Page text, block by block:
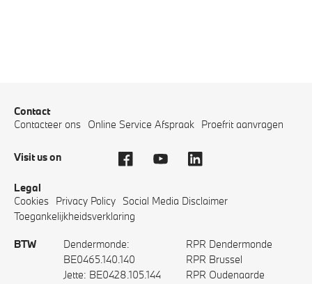
Contact
Contacteer ons Online Service Afspraak Proefrit aanvragen
Visit us on
Legal
Cookies Privacy Policy Social Media Disclaimer
Toegankelijkheidsverklaring
BTW
Dendermonde:
BE0465.140.140
Jette: BE0428.105.144
RPR Dendermonde
RPR Brussel
RPR Oudenaarde